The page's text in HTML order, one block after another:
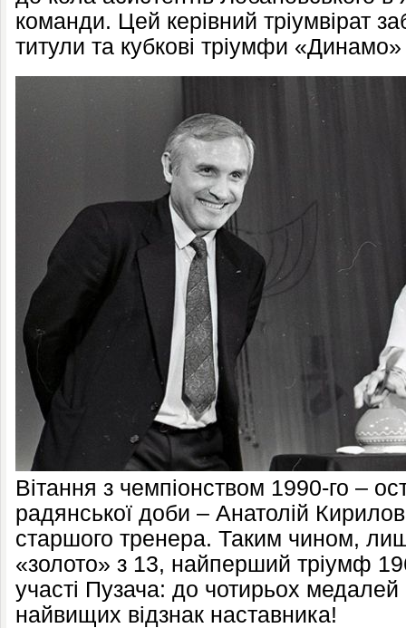
команди. Цей керівний тріумвірат
титули та кубкові тріумфи
Вітання з чемпіонством 1990-го –
радянської доби – Анатолій
старшого тренера. Таким чином,
«золото» з 13, найперший тріумф
участі Пузача: до чотирьох медалей
найвищих відзнак наставника!